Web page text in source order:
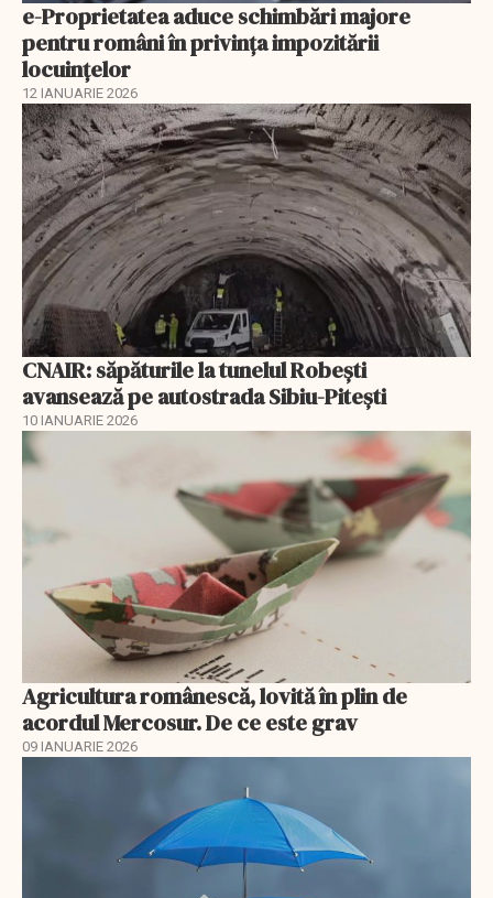
e-Proprietatea aduce schimbări majore
pentru români în privinţa impozitării
locuințelor
12 IANUARIE 2026
CNAIR: săpăturile la tunelul Robești
avansează pe autostrada Sibiu-Pitești
10 IANUARIE 2026
Agricultura românescă, lovită în plin de
acordul Mercosur. De ce este grav
09 IANUARIE 2026